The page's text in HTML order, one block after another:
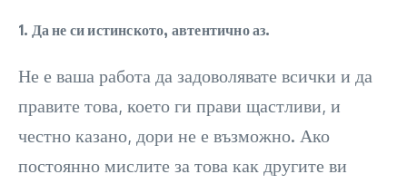
1. Да не си истинското, автентично аз.
Не е ваша работа да задоволявате всички и да
правите това, което ги прави щастливи, и
честно казано, дори не е възможно. Ако
постоянно мислите за това как другите ви